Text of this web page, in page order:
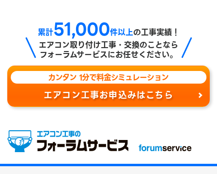
累計51,000件以上の工事実績！
エアコン取り付け工事・交換のことなら
フォーラムサービスにお任せください。
カンタン 1分で料金シミュレーション
エアコン工事お申込みはこちら